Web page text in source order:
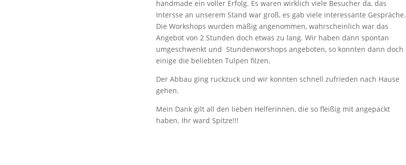
handmade ein voller Erfolg. Es waren wirklich viele Besucher da, das
Intersse an unserem Stand war groß, es gab viele interessante Gespräche.
Die Workshops wurden mäßig angenommen, wahrscheinlich war das
Angebot von 2 Stunden doch etwas zu lang. Wir haben dann spontan
umgeschwenkt und Stundenworshops angeboten, so konnten dann doch
einige die beliebten Tulpen filzen.
Der Abbau ging ruckzuck und wir konnten schnell zufrieden nach Hause
gehen.
Mein Dank gilt all den lieben Helferinnen, die so fleißig mit angepackt
haben. Ihr ward Spitze!!!